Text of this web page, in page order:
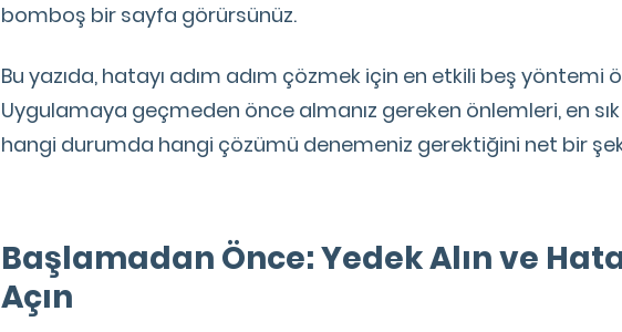
bomboş bir sayfa görürsünüz.
Bu yazıda, hatayı adım adım çözmek için en etkili beş yöntemi
Uygulamaya geçmeden önce almanız gereken önlemleri, en
hangi durumda hangi çözümü denemeniz gerektiğini net bir
Başlamadan Önce: Yedek Alın ve
Açın